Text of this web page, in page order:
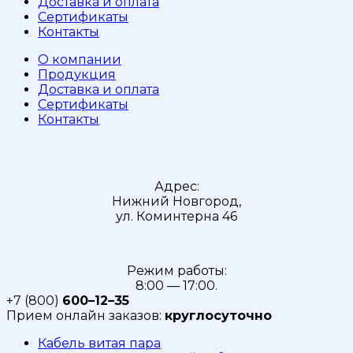
Сертификаты
Контакты
О компании
Продукция
Доставка и оплата
Сертификаты
Контакты
Адрес:
Нижний Новгород,
ул. Коминтерна 46
Режим работы:
8:00 — 17:00.
+7 (800) 600–12–35
Прием онлайн заказов: круглосуточно
Кабель витая пара